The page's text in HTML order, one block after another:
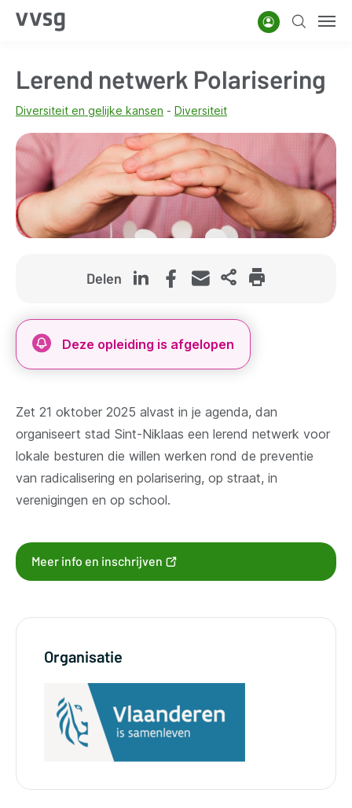
Overslaan
gaan
AccountZoeken
Lerend netwerk Polarisering
Diversiteit en gelijke kansen Diversiteit
Delen
Deze opleiding is afgelopen
Zet 21 oktober 2025 alvast in je agenda, dan
organiseert stad Sint-Niklaas een lerend netwerk voor
lokale besturen die willen werken rond de preventie
van radicalisering en polarisering, op straat, in
verenigingen en op school.
Meer info en inschrijven
nieuw
Organisatie